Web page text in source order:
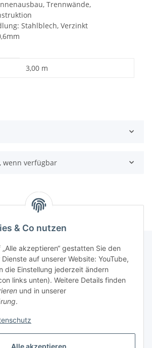
Alle akzeptieren
& Co nutzen
akzeptieren“ gestatten Sie den
auf unserer Website: YouTube,
die Einstellung jederzeit ändern
links unten). Weitere Details finden
und in unserer
.
Trennwände,
Stahlblech, Verzinkt
3,00 m
wenn verfügbar
Vertrag widerrufen